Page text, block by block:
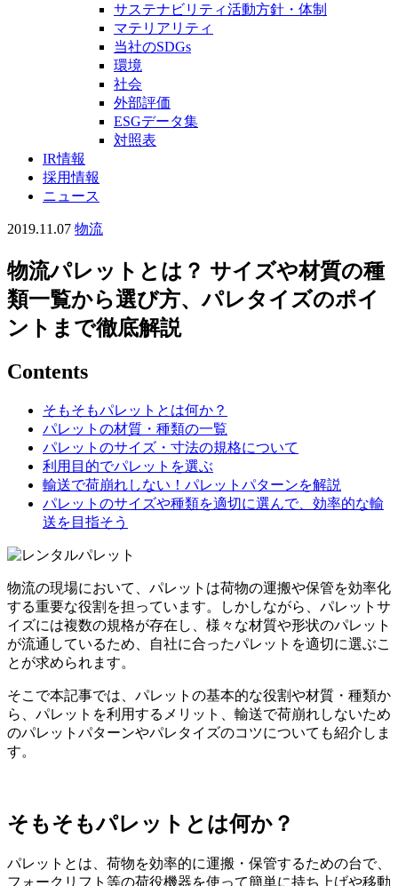
サステナビリティ活動方針・体制
マテリアリティ
当社のSDGs
環境
社会
外部評価
ESGデータ集
対照表
IR情報
採用情報
ニュース
2019.11.07 物流
物流パレットとは？ サイズや材質の種
類一覧から選び方、パレタイズのポイ
ントまで徹底解説
Contents
そもそもパレットとは何か？
パレットの材質・種類の一覧
パレットのサイズ・寸法の規格について
利用目的でパレットを選ぶ
輸送で荷崩れしない！パレットパターンを解説
パレットのサイズや種類を適切に選んで、効率的な輸
送を目指そう
物流の現場において、パレットは荷物の運搬や保管を効率化
する重要な役割を担っています。しかしながら、パレットサ
イズには複数の規格が存在し、様々な材質や形状のパレット
が流通しているため、自社に合ったパレットを適切に選ぶこ
とが求められます。
そこで本記事では、パレットの基本的な役割や材質・種類か
ら、パレットを利用するメリット、輸送で荷崩れしないため
のパレットパターンやパレタイズのコツについても紹介しま
す。
そもそもパレットとは何か？
パレットとは、荷物を効率的に運搬・保管するための台で、
フォークリフト等の荷役機器を使って簡単に持ち上げや移動